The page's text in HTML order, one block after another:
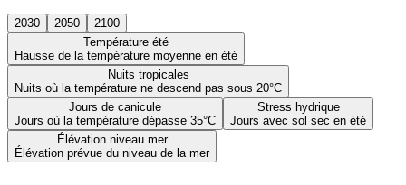
2030 2050
2100
Température été
Hausse de la température moyenne en été
Nuits tropicales
Nuits où la température ne descend pas sous 20°C
Jours de canicule
Jours où la température dépasse 35°C
Stress hydrique
Jours avec sol sec en été
Élévation niveau mer
Élévation prévue du niveau de la mer